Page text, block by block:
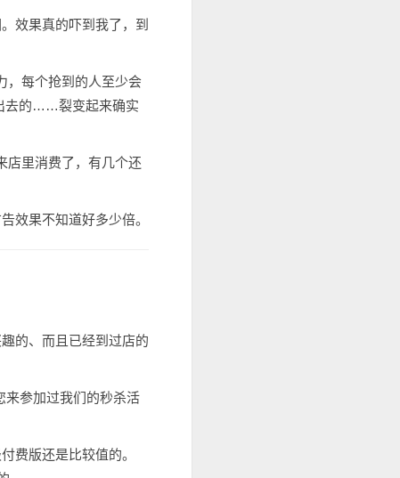
效果真的吓到我了，到
，每个抢到的人至少会
去的……裂变起来确实
店里消费了，有几个还
效果不知道好多少倍。
的、而且已经到过店的
来参加过我们的秒杀活
费版还是比较值的。